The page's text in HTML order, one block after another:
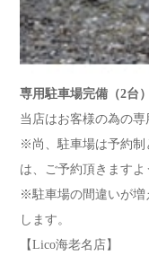
専用駐車場完備（2台
当店はお客様の為の専
※尚、駐車場は予約制
は、ご予約頂きますよ
※駐車場の間違いが増
します。
【Lico海老名店】